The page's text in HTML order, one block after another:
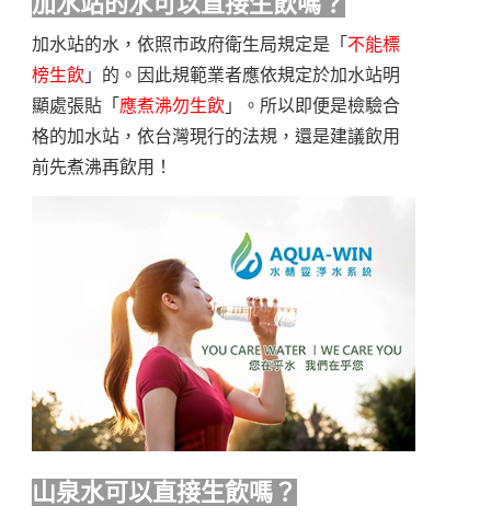
加水站的水，依照市政府衛生局規定是「 不能標
榜生飲」的。因此規範業者應依規定於加水站明
顯處張貼「 應煮沸勿生飲」。所以即便是檢驗合
格的加水站，依台灣現行的法規，還是建議飲用
前先煮沸再飲用！
山泉水可以直接生飲嗎？